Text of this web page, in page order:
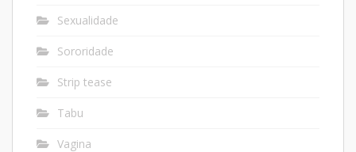
Sexualidade
Sororidade
Strip tease
Tabu
Vagina